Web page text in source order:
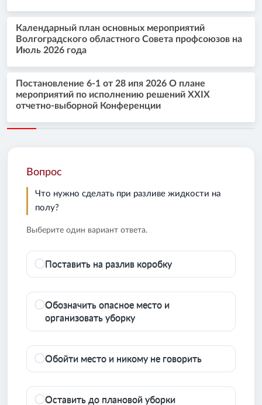
Календарный план основных мероприятий
Волгоградского областного Совета профсоюзов на
Июль 2026 года
Постановление 6-1 от 28 ипя 2026 О плане
мероприятий по исполнению решений XXIX
отчетно-выборной Конференции
Вопрос
Что нужно сделать при разливе жидкости на
полу?
Выберите один вариант ответа.
Поставить на разлив коробку
Обозначить опасное место и
организовать уборку
Обойти место и никому не говорить
Оставить до плановой уборки